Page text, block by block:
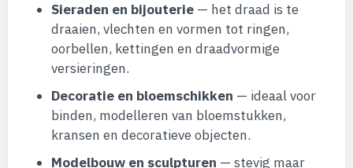
Sieraden en bijouterie — het draad is te
draaien, vlechten en vormen tot ringen,
oorbellen, kettingen en draadvormige
versieringen.
Decoratie en bloemschikken — ideaal voor
binden, modelleren van bloemstukken,
kransen en decoratieve objecten.
Modelbouw en sculpturen — stevig maar